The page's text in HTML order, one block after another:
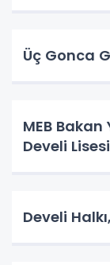
Üç Gonca
MEB Bakan
Develi
Develi